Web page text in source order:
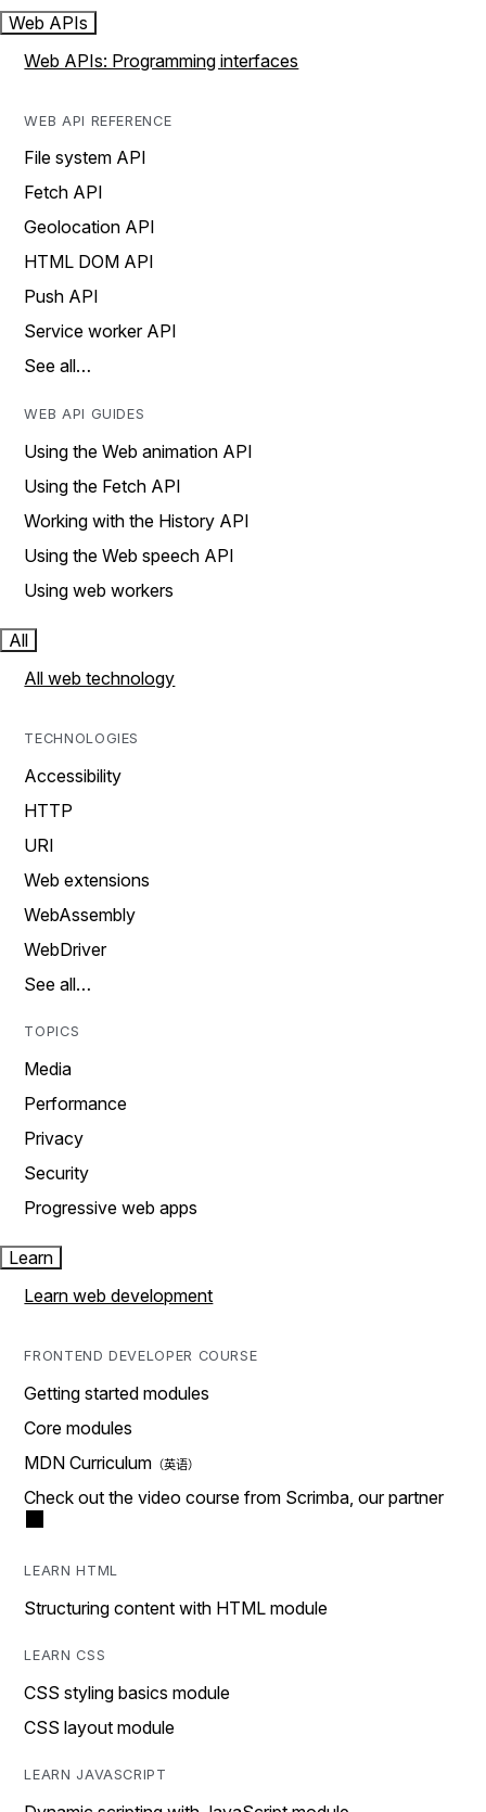
Web APIs
Web APIs: Programming interfaces
WEB API REFERENCE
File system API
Fetch API
Geolocation API
HTML DOM API
Push API
Service worker API
See all…
WEB API GUIDES
Using the Web animation API
Using the Fetch API
Working with the History API
Using the Web speech API
Using web workers
All
All web technology
TECHNOLOGIES
Accessibility
HTTP
URI
Web extensions
WebAssembly
WebDriver
See all…
TOPICS
Media
Performance
Privacy
Security
Progressive web apps
Learn
Learn web development
FRONTEND DEVELOPER COURSE
Getting started modules
Core modules
MDN Curriculum
Check out the video course from Scrimba, our partner
LEARN HTML
Structuring content with HTML module
LEARN CSS
CSS styling basics module
CSS layout module
LEARN JAVASCRIPT